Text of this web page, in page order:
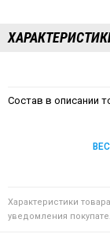
Состав в описании
Характеристики
уведомления